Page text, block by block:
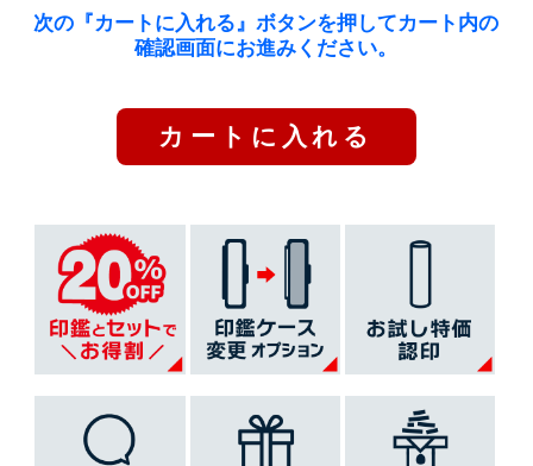
次の『カートに入れる』ボタンを押してカート内の
確認画面にお進みください。